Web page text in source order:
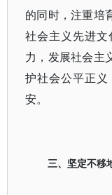
的同时，注重培
社会主义先进
力，发展社会主
护社会公平正
安。
三、坚定不移